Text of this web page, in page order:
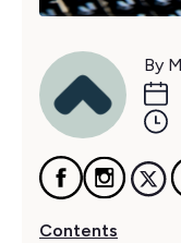
By
Contents